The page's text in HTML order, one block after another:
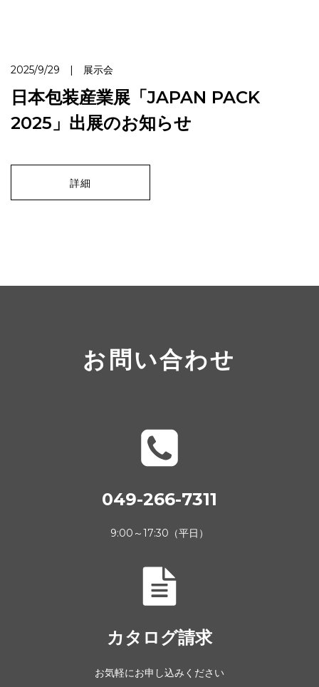
2025/9/29 | 展示会
日本包装産業展「JAPAN PACK
2025」出展のお知らせ
詳細
お問い合わせ
049-266-7311
9:00～17:30（平日）
カタログ請求
お気軽にお申し込みください